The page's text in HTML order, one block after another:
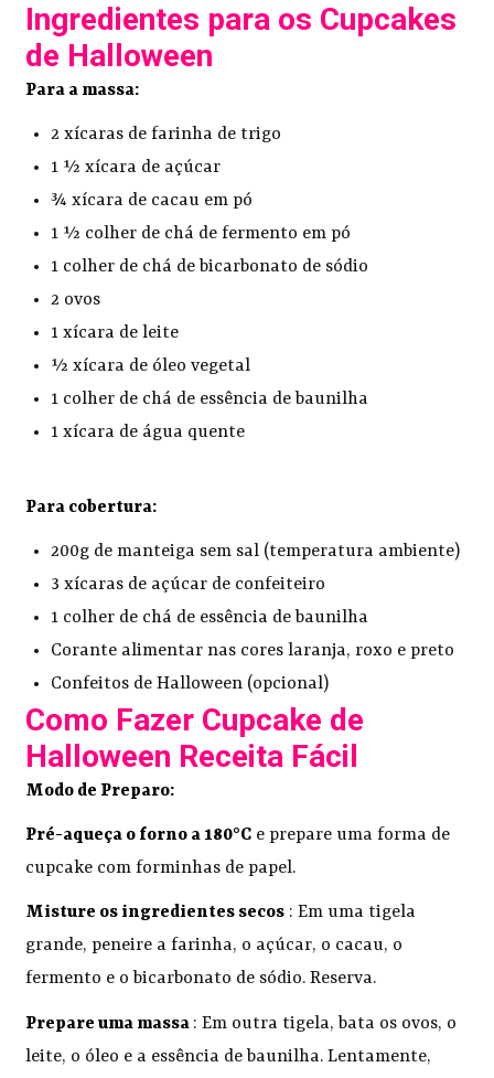
Ingredientes para os Cupcakes
de Halloween
Para a massa:
2 xícaras de farinha de trigo
1 ½ xícara de açúcar
¾ xícara de cacau em pó
1 ½ colher de chá de fermento em pó
1 colher de chá de bicarbonato de sódio
2 ovos
1 xícara de leite
½ xícara de óleo vegetal
1 colher de chá de essência de baunilha
1 xícara de água quente
Para cobertura:
200g de manteiga sem sal (temperatura ambiente)
3 xícaras de açúcar de confeiteiro
1 colher de chá de essência de baunilha
Corante alimentar nas cores laranja, roxo e preto
Confeitos de Halloween (opcional)
Como Fazer Cupcake de
Halloween Receita Fácil
Modo de Preparo:
Pré-aqueça o forno a 180°C e prepare uma forma de
cupcake com forminhas de papel.
Misture os ingredientes secos : Em uma tigela
grande, peneire a farinha, o açúcar, o cacau, o
fermento e o bicarbonato de sódio. Reserva.
Prepare uma massa : Em outra tigela, bata os ovos, o
leite, o óleo e a essência de baunilha. Lentamente,